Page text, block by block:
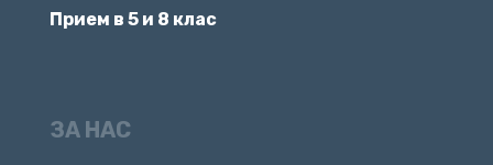
Прием в 5 и 8 клас
ЗА НАС